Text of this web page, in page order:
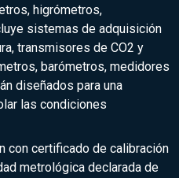
higrómetros,
sistemas de adquisición
transmisores de CO2 y
barómetros, medidores
diseñados para una
las condiciones
con certificado de calibración
metrológica declarada de